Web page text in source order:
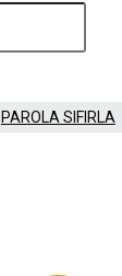
PAROLA SIFIRLA